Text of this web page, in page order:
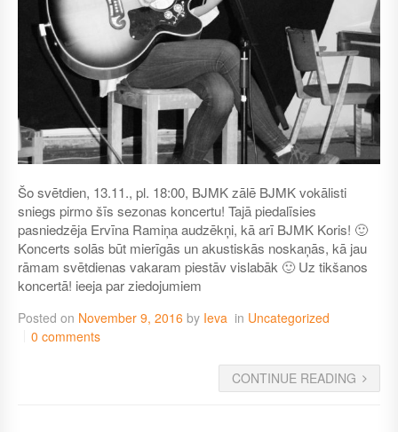
Šo svētdien, 13.11., pl. 18:00, BJMK zālē BJMK vokālisti
sniegs pirmo šīs sezonas koncertu! Tajā piedalīsies
pasniedzēja Ervīna Ramiņa audzēkņi, kā arī BJMK Koris! 🙂
Koncerts solās būt mierīgās un akustiskās noskaņās, kā jau
rāmam svētdienas vakaram piestāv vislabāk 🙂 Uz tikšanos
koncertā! ieeja par ziedojumiem
Posted on November 9, 2016 by Ieva in Uncategorized
0 comments
CONTINUE READING